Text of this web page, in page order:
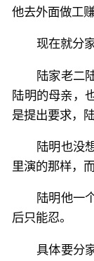
他去外面做工
现在就分
陆家老二
陆明的母亲，
是提出要求，
陆明也没
里演的那样，
陆明他一
后只能忍。
具体要分